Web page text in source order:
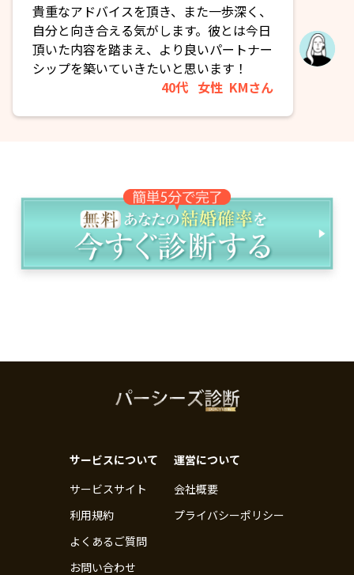
貴重なアドバイスを頂き、また一歩深く、
自分と向き合える気がします。彼とは今日
頂いた内容を踏まえ、より良いパートナー
シップを築いていきたいと思います！
40代 女性 KMさん
サービスについて
サービスサイト
利用規約
よくあるご質問
お問い合わせ
運営について
会社概要
プライバシーポリシー